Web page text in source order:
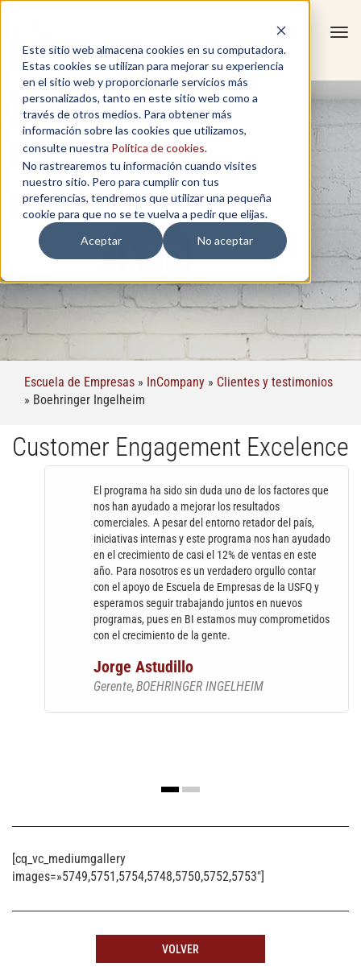
Este sitio web almacena cookies en su computadora.
Estas cookies se utilizan para mejorar su experiencia
en el sitio web y proporcionarle servicios más
personalizados, tanto en este sitio web como a
través de otros medios. Para obtener más
información sobre las cookies que utilizamos,
consulte nuestra Política de cookies.
No rastrearemos tu información cuando visites
nuestro sitio. Pero para cumplir con tus
preferencias, tendremos que utilizar una pequeña
cookie para que no se te vuelva a pedir que elijas.
Aceptar
No aceptar
TESTIMONIOS
Escuela de Empresas » InCompany » Clientes y testimonios
» Boehringer Ingelheim
Customer Engagement Excelence
El programa ha sido sin duda uno de los factores que
nos han ayudado a mejorar los resultados
comerciales. A pesar del entorno retador del país,
iniciativas internas y este programa nos han ayudado
en el crecimiento de casi el 12% de ventas en este
año. Para nosotros es un verdadero orgullo contar
con el apoyo de Escuela de Empresas de la USFQ y
esperamos seguir trabajando juntos en nuevos
programas, pues en BI estamos muy comprometidos
con el crecimiento de la gente.
Jorge Astudillo
Gerente BOEHRINGER INGELHEIM
[cq_vc_mediumgallery
images=»5749,5751,5754,5748,5750,5752,5753″]
VOLVER